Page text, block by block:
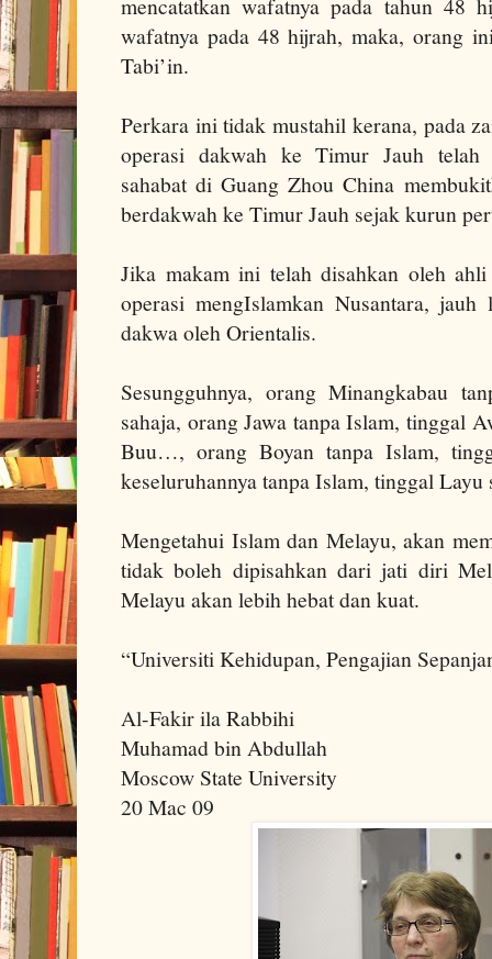
wafatnya pada 48 hijrah, maka, orang
Tabi’in.
Perkara ini tidak mustahil kerana, pada
operasi dakwah ke Timur Jauh telah
sahabat di Guang Zhou China
berdakwah ke Timur Jauh sejak kurun
Jika makam ini telah disahkan oleh
operasi mengIslamkan Nusantara,
dakwa oleh Orientalis.
Sesungguhnya, orang Minangkabau
sahaja, orang Jawa tanpa Islam, tinggal
Buu…, orang Boyan tanpa Islam,
keseluruhannya tanpa Islam, tinggal Layu
Mengetahui Islam dan Melayu, akan
tidak boleh dipisahkan dari jati diri
Melayu akan lebih hebat dan kuat.
“Universiti Kehidupan, Pengajian
Al-Fakir ila Rabbihi
Muhamad bin Abdullah
Moscow State University
20 Mac 09